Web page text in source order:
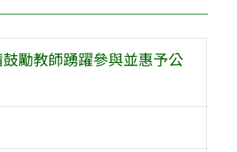
勵教師踴躍參與並惠予公